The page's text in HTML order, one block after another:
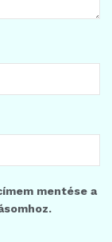
mentése a